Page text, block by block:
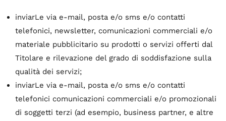
inviarLe via e-mail, posta e/o sms e/o contatti
telefonici, newsletter, comunicazioni commerciali e/o
materiale pubblicitario su prodotti o servizi offerti dal
Titolare e rilevazione del grado di soddisfazione sulla
qualità dei servizi;
inviarLe via e-mail, posta e/o sms e/o contatti
telefonici comunicazioni commerciali e/o promozionali
di soggetti terzi (ad esempio, business partner, e altre